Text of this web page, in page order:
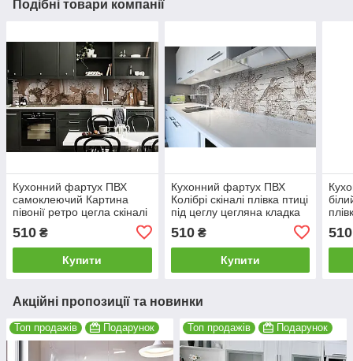
Подібні товари компанії
Кухонний фартух ПВХ
самоклеючий Картина
півонії ретро цегла скіналі
600*2000мм
510 ₴
Купити
Кухонний фартух ПВХ
Колібрі скіналі плівка птиці
під цеглу цегляна кладка
510₴
Купити
510
Акційні пропозиції та новинки
Топ продажів Подарунок Топ продажів Подарунок